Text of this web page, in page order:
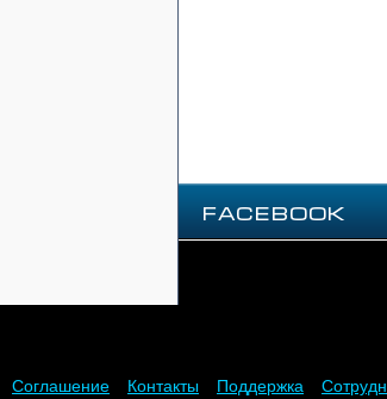
Facebook
Соглашение Контакты Поддержка